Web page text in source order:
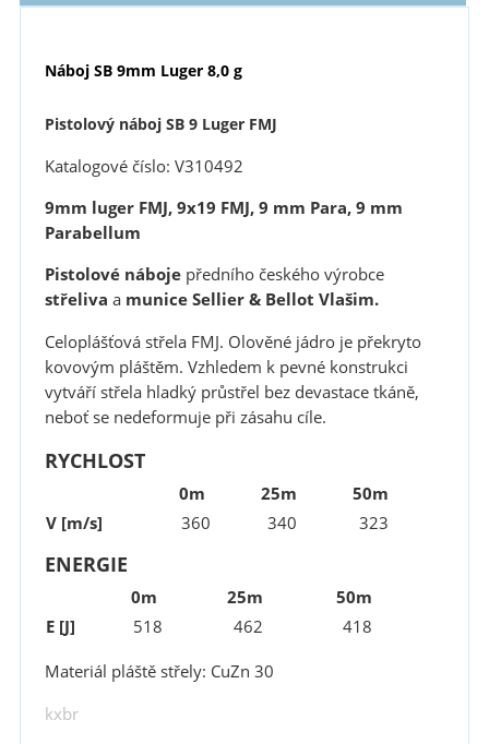
Náboj SB 9mm Luger 8,0 g
Pistolový náboj SB 9 Luger FMJ
Katalogové číslo: V310492
9mm luger FMJ, 9x19 FMJ, 9 mm Para, 9 mm
Parabellum
Pistolové nábojepředního českého výrobce
střeliva a munice Sellier & Bellot Vlašim.
Celoplášťová střela FMJ. Olověné jádro je překryto
kovovým pláštěm. Vzhledem k pevné konstrukci
vytváří střela hladký průstřel bez devastace tkáně,
neboť se nedeformuje při zásahu cíle.
RYCHLOST
0m 25m
50m
V [m/s]
360 340 323
ENERGIE
0m 25m
50m
E [J]
518 462
418
Materiál pláště střely: CuZn 30
kxbr